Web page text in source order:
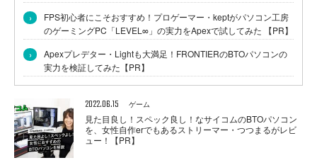
›
FPS初心者にこそおすすめ！プロゲーマー・keptがパソコン工房
のゲーミングPC「LEVEL∞」の実力をApexで試してみた 【PR】
›
Apexプレデター・Lightも大満足！FRONTIERのBTOパソコンの
実力を検証してみた【PR】
2022.06.15 ゲーム
見た目良し！スペック良し！なサイコムのBTOパソコン
を、女性自作erでもあるストリーマー・つつまるがレビ
ュー！【PR】